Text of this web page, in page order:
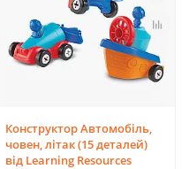
Конструктор Автомобіль,
човен, літак (15 деталей)
від Learning Resources